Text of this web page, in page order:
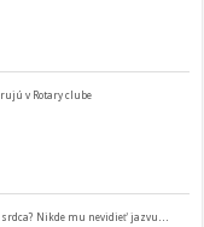
v Rotary clube
Nikde mu nevidieť jazvu…